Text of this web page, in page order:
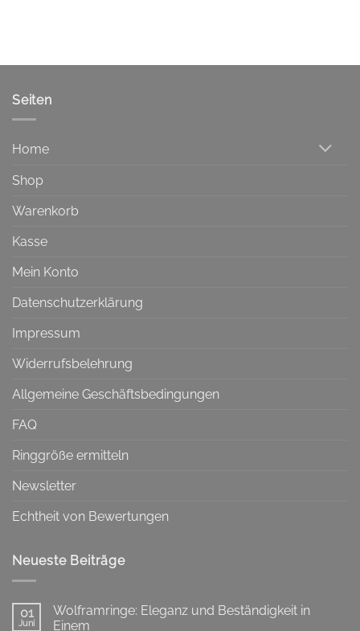
Seiten
Home
Shop
Warenkorb
Kasse
Mein Konto
Datenschutzerklärung
Impressum
Widerrufsbelehrung
Allgemeine Geschäftsbedingungen
FAQ
Ringgröße ermitteln
Newsletter
Echtheit von Bewertungen
Neueste Beiträge
01
Juni
Wolframringe: Eleganz und Beständigkeit in
Einem